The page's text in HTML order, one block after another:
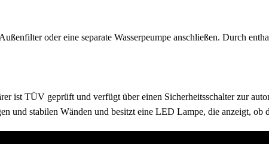
oder eine separate Wasserpeumpe anschließen. Durch
ist TÜV geprüft und verfügt über einen Sicherheitsschalter zur
und stabilen Wänden und besitzt eine LED Lampe, die anzeigt,